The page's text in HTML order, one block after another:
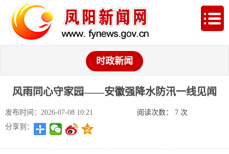
时政新闻
风雨同心守家园——安徽强降水防汛一线见闻
发布时间：2026-07-08 10:21 阅读次数： 7 次
分享到：